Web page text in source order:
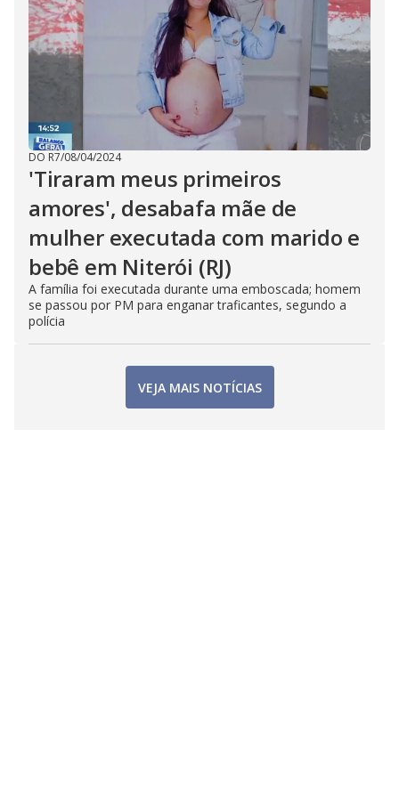
DO R7/08/04/2024
'Tiraram meus primeiros
amores', desabafa mãe de
mulher executada com marido e
bebê em Niterói (RJ)
A família foi executada durante uma emboscada; homem
se passou por PM para enganar traficantes, segundo a
polícia
VEJA MAIS NOTÍCIAS